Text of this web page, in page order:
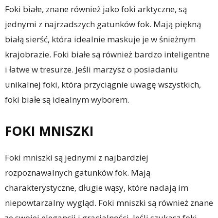
Foki białe, znane również jako foki arktyczne, są
jednymi z najrzadszych gatunków fok. Mają piękną
białą sierść, która idealnie maskuje je w śnieżnym
krajobrazie. Foki białe są również bardzo inteligentne
i łatwe w tresurze. Jeśli marzysz o posiadaniu
unikalnej foki, która przyciągnie uwagę wszystkich,
foki białe są idealnym wyborem.
FOKI MNISZKI
Foki mniszki są jednymi z najbardziej
rozpoznawalnych gatunków fok. Mają
charakterystyczne, długie wąsy, które nadają im
niepowtarzalny wygląd. Foki mniszki są również znane